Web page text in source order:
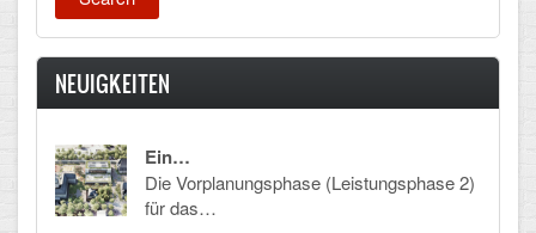
NEUIGKEITEN
Ein…
Die Vorplanungsphase (Leistungsphase 2)
für das…